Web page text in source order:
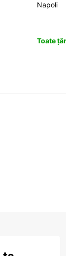
Napoli
Toate